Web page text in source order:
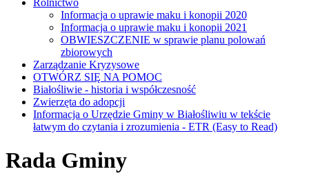
Rolnictwo
Informacja o uprawie maku i konopii 2020
Informacja o uprawie maku i konopii 2021
OBWIESZCZENIE w sprawie planu polowań
zbiorowych
Zarządzanie Kryzysowe
OTWÓRZ SIĘ NA POMOC
Białośliwie - historia i współczesność
Zwierzęta do adopcji
Informacja o Urzędzie Gminy w Białośliwiu w tekście
łatwym do czytania i zrozumienia - ETR (Easy to Read)
Rada Gminy